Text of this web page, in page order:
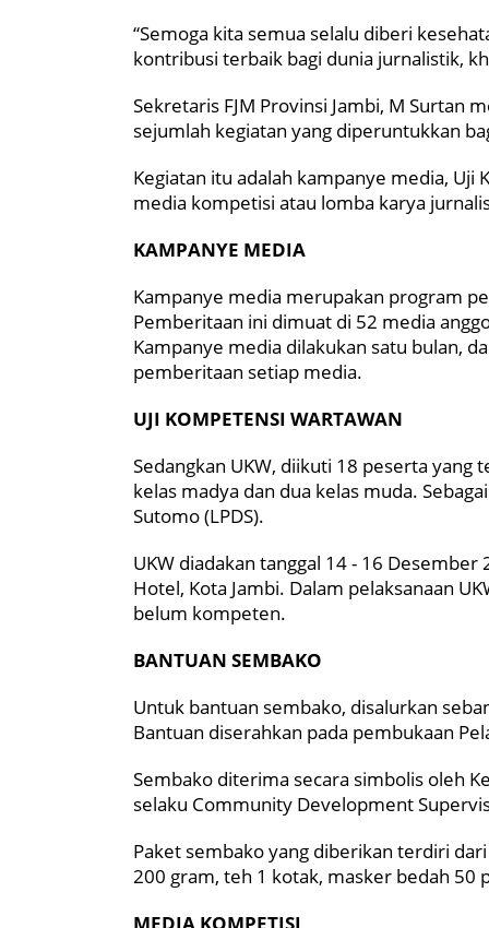
“Semoga kita semua selalu diberi
kontribusi terbaik bagi dunia jurnalistik,
Sekretaris FJM Provinsi Jambi, M Surtan
sejumlah kegiatan yang diperuntukkan
Kegiatan itu adalah kampanye media, Uji
media kompetisi atau lomba karya
KAMPANYE MEDIA
Kampanye media merupakan program
Pemberitaan ini dimuat di 52 media
Kampanye media dilakukan satu bulan,
pemberitaan setiap media.
UJI KOMPETENSI WARTAWAN
Sedangkan UKW, diikuti 18 peserta yang
kelas madya dan dua kelas muda.
Sutomo (LPDS).
UKW diadakan tanggal 14 - 16
Hotel, Kota Jambi. Dalam pelaksanaan
belum kompeten.
BANTUAN SEMBAKO
Untuk bantuan sembako, disalurkan
Bantuan diserahkan pada pembukaan
Sembako diterima secara simbolis oleh
selaku Community Development
Paket sembako yang diberikan terdiri
200 gram, teh 1 kotak, masker bedah 50
MEDIA KOMPETISI